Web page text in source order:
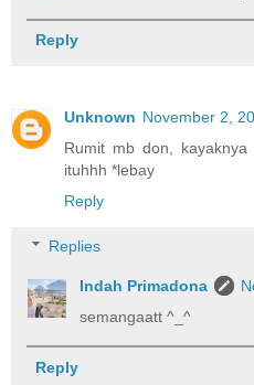
Reply
Unknown November 2,
Rumit mb don,
ituhhh *lebay
Reply
Replies
Indah Primadona
semangaatt ^_^
Reply